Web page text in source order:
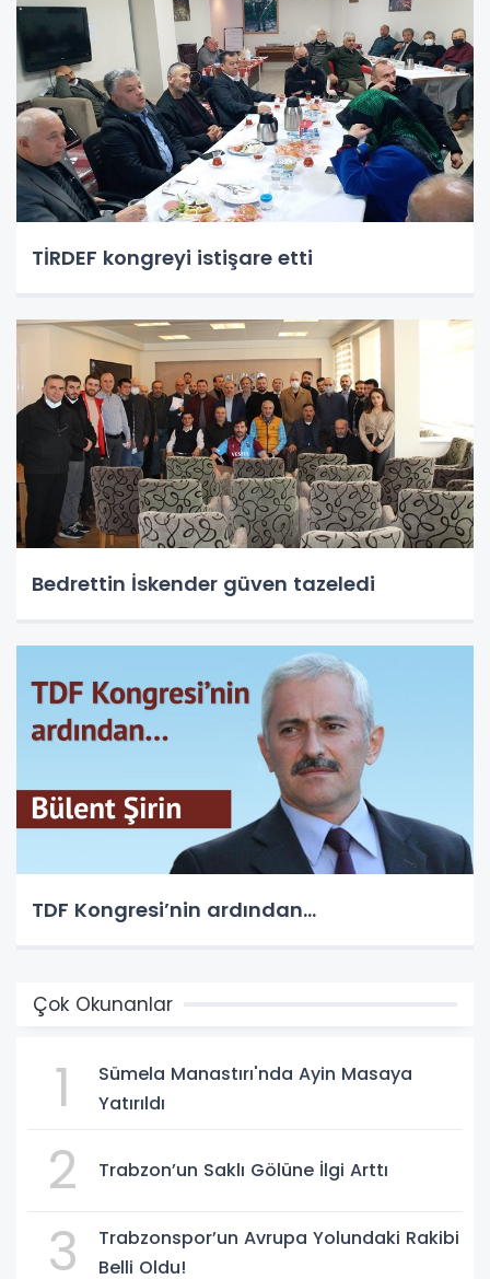
TİRDEF kongreyi istişare etti
Bedrettin İskender güven tazeledi
TDF Kongresi’nin ardından…
Çok Okunanlar
1
Sümela Manastırı'nda Ayin Masaya
Yatırıldı
2 Trabzon’un Saklı Gölüne İlgi Arttı
3
Trabzonspor’un Avrupa Yolundaki Rakibi
Belli Oldu!